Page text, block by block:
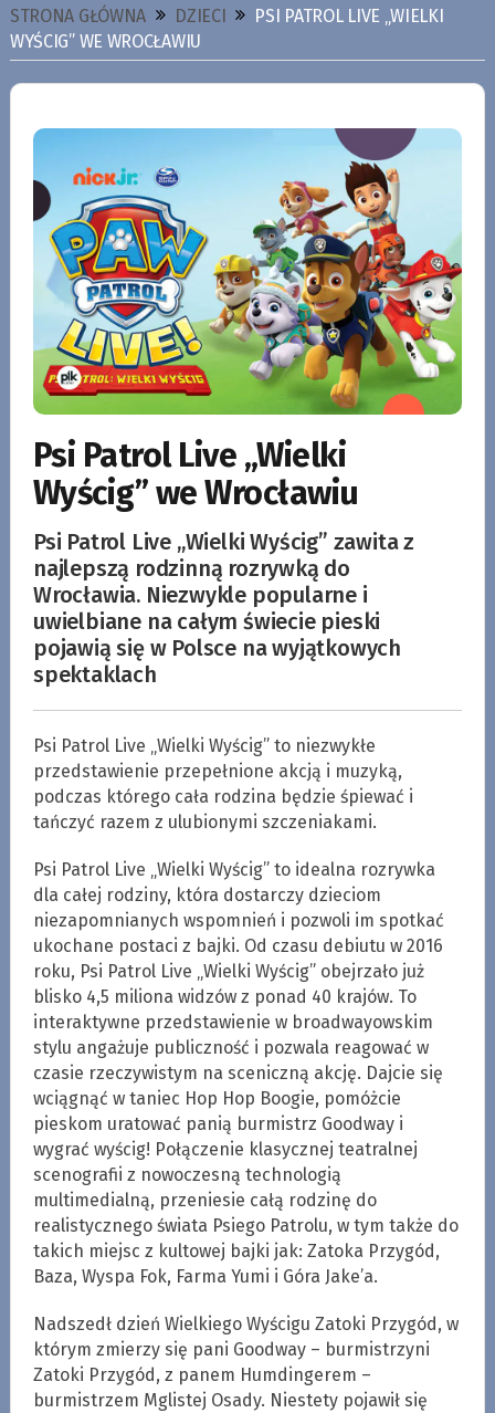
STRONA GŁÓWNA DZIECI
PSI PATROL LIVE „WIELKI
WYŚCIG” WE WROCŁAWIU
Psi Patrol Live „Wielki
Wyścig” we Wrocławiu
Psi Patrol Live „Wielki Wyścig” zawita z
najlepszą rodzinną rozrywką do
Wrocławia. Niezwykle popularne i
uwielbiane na całym świecie pieski
pojawią się w Polsce na wyjątkowych
spektaklach
Psi Patrol Live „Wielki Wyścig” to niezwykłe
przedstawienie przepełnione akcją i muzyką,
podczas którego cała rodzina będzie śpiewać i
tańczyć razem z ulubionymi szczeniakami.
Psi Patrol Live „Wielki Wyścig” to idealna rozrywka
dla całej rodziny, która dostarczy dzieciom
niezapomnianych wspomnień i pozwoli im spotkać
ukochane postaci z bajki. Od czasu debiutu w 2016
roku, Psi Patrol Live „Wielki Wyścig” obejrzało już
blisko 4,5 miliona widzów z ponad 40 krajów. To
interaktywne przedstawienie w broadwayowskim
stylu angażuje publiczność i pozwala reagować w
czasie rzeczywistym na sceniczną akcję. Dajcie się
wciągnąć w taniec Hop Hop Boogie, pomóżcie
pieskom uratować panią burmistrz Goodway i
wygrać wyścig! Połączenie klasycznej teatralnej
scenografii z nowoczesną technologią
multimedialną, przeniesie całą rodzinę do
realistycznego świata Psiego Patrolu, w tym także do
takich miejsc z kultowej bajki jak: Zatoka Przygód,
Baza, Wyspa Fok, Farma Yumi i Góra Jake’a.
Nadszedł dzień Wielkiego Wyścigu Zatoki Przygód, w
którym zmierzy się pani Goodway – burmistrzyni
Zatoki Przygód, z panem Humdingerem –
burmistrzem Mglistej Osady. Niestety pojawił się